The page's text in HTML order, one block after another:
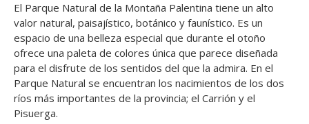
El Parque Natural de la Montaña Palentina tiene un alto
valor natural, paisajístico, botánico y faunístico. Es un
espacio de una belleza especial que durante el otoño
ofrece una paleta de colores única que parece diseñada
para el disfrute de los sentidos del que la admira. En el
Parque Natural se encuentran los nacimientos de los dos
ríos más importantes de la provincia; el Carrión y el
Pisuerga.